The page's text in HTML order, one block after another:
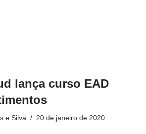
lança curso EAD
e Silva 20 de janeiro de 2020